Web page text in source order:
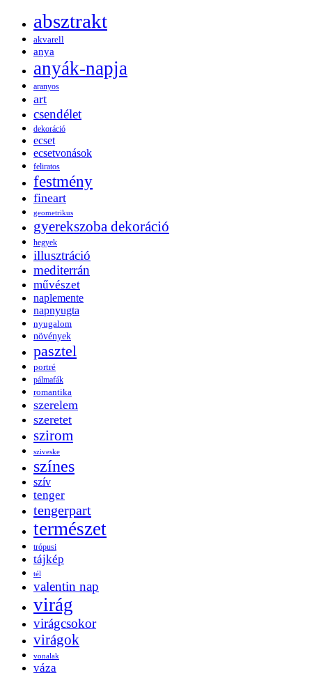
absztrakt
akvarell
anya
anyák-napja
aranyos
art
csendélet
dekoráció
ecset
ecsetvonások
feliratos
festmény
fineart
geometrikus
gyerekszoba dekoráció
hegyek
illusztráció
mediterrán
művészet
naplemente
napnyugta
nyugalom
növények
pasztel
portré
pálmafák
romantika
szerelem
szeretet
szirom
sziveske
színes
szív
tenger
tengerpart
természet
trópusi
tájkép
tél
valentin nap
virág
virágcsokor
virágok
vonalak
váza